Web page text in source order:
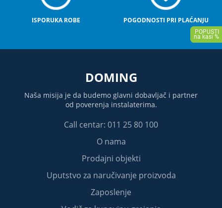
ISPORUKA ROBE POGODNOSTI PRI PLAĆANJU
DOMING
Naša misija je da budemo glavni dobavljač i partner
od poverenja instalaterima.
Call centar: 011 25 80 100
O nama
Prodajni objekti
Uputstvo za naručivanje proizvoda
Zaposlenje